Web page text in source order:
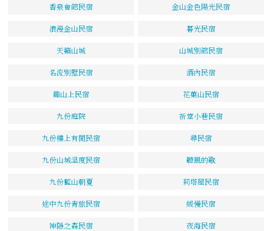
香泉會館民宿 金山金色陽光民宿
浪漫金山民宿 暮光民宿
天籟山城 山城別館民宿
名流別墅民宿 酒內民宿
趣山上民宿 花菓山民宿
九份庭院 祈堂小巷民宿
九份樓上有閒民宿 尋民宿
九份山城溫度民宿 聽風的歌
九份藍山朝夏 莉塔屋民宿
途中九份青旅民宿 緩慢民宿
神隱之森民宿 夜海民宿